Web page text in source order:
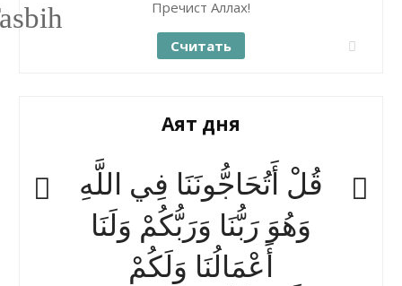
Пречист Аллах!
Считать
Аят дня
قُلْ أَتُحَاجُّونَنَا فِي اللَّهِ
وَهُوَ رَبُّنَا وَرَبُّكُمْ وَلَنَا
أَعْمَالُنَا وَلَكُمْ